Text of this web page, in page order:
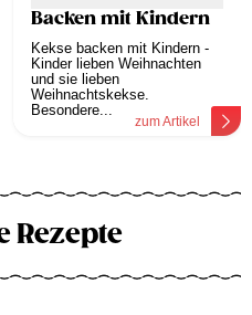
Backen mit Kindern
Kekse backen mit Kindern -
Kinder lieben Weihnachten
und sie lieben
Weihnachtskekse.
Besondere...
zum Artikel
Rezepte